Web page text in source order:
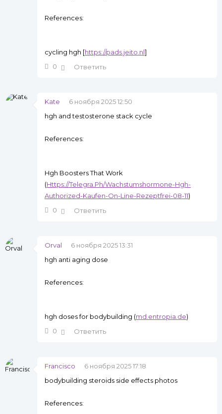
References:
cycling hgh [https://pads.jeito.nl]
0
Ответить
Kate
6 ноября 2025 12:50
hgh and testosterone stack cycle
References:
Hgh Boosters That Work
(Https://Telegra.Ph/Wachstumshormone-Hgh-
Authorized-Kaufen-On-Line-Rezeptfrei-08-11)
0
Ответить
Orval
6 ноября 2025 13:31
hgh anti aging dose
References:
hgh doses for bodybuilding (md.entropia.de)
0
Ответить
Francisco
6 ноября 2025 17:18
bodybuilding steroids side effects photos
References: